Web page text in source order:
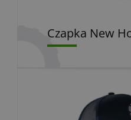
Czapka New